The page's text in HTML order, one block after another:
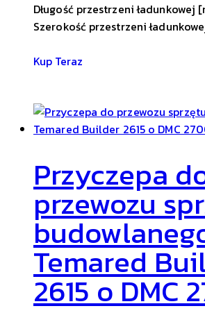
Długość przestrzeni ładunkowej
Szerokość przestrzeni
Kup Teraz
Przyczepa
przewozu
Temared
2615 o DMC